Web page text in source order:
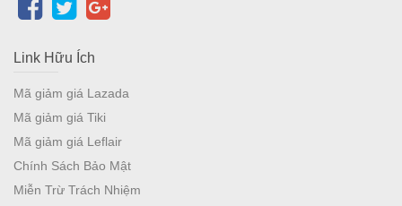
Link Hữu Ích
Mã giảm giá Lazada
Mã giảm giá Tiki
Mã giảm giá Leflair
Chính Sách Bảo Mật
Miễn Trừ Trách Nhiệm